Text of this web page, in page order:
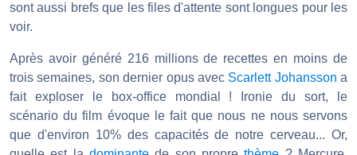
sont aussi brefs que les files d'attente sont longues pour les
voir.
Après avoir généré 216 millions de recettes en moins de
trois semaines, son dernier opus avec Scarlett Johansson a
fait exploser le box-office mondial ! Ironie du sort, le
scénario du film évoque le fait que nous ne nous servons
que d'environ 10% des capacités de notre cerveau... Or,